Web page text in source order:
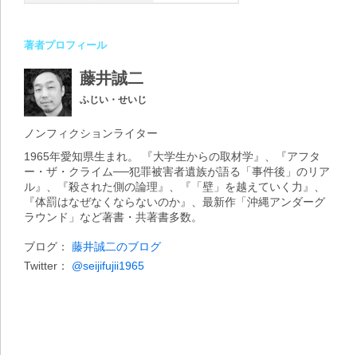
著者プロフィール
藤井誠二
ふじい・せいじ
ノンフィクションライター
1965年愛知県生まれ。 『大学生からの取材学』、『アフタ
ー・ザ・クライム──犯罪被害者遺族が語る「事件後」のリア
ル』、『殺された側の論理』、『「壁」を越えていく力』、
『体罰はなぜなくならないのか』、最新作「沖縄アンダーグ
ラウンド」など著書・共著書多数。
ブログ：
藤井誠二のブログ
Twitter：
@seijifujii1965